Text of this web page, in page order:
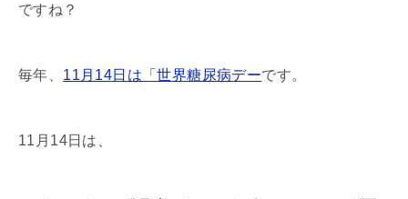
ですね？
毎年、 11月14日は「世界糖尿病デーです。
11月14日は、